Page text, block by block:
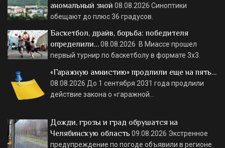
аномальный зной 08.08.2026 Синоптики
обещают до плюс 36 градусов.
Баскетбол, драйв, борьба: победителя
определили…08.08.2026 В Миассе прошел
первый турнир по баскетболу в формате 3х3.
«Гаражную амнистию» продлили еще на пять…
08.08.2026 До 1 сентября 2031 года продлили
действие закона о «гаражной…
Дожди, грозы и град обрушатся на
Челябинскую область 09.08.2026 Экстренное
предупреждение по погоде объявили в регионе.